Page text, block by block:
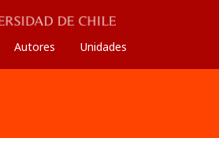
Autores Unidades